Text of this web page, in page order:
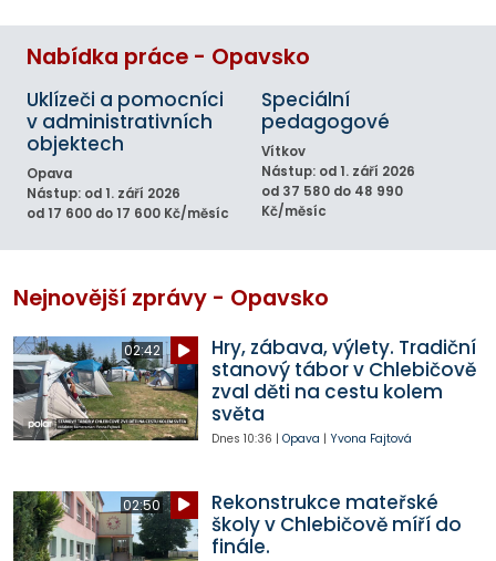
Nabídka práce - Opavsko
Uklízeči a pomocníci
v administrativních
objektech
Opava
Nástup: od 1. září 2026
od 17 600 do 17 600 Kč/měsíc
Speciální
pedagogové
Vítkov
Nástup: od 1. září 2026
od 37 580 do 48 990
Kč/měsíc
Nejnovější zprávy - Opavsko
02:42
Hry, zábava, výlety. Tradiční
stanový tábor v Chlebičově
zval děti na cestu kolem
světa
Dnes 10:36 | Opava | Yvona Fajtová
02:50
Rekonstrukce mateřské
školy v Chlebičově míří do
finále.